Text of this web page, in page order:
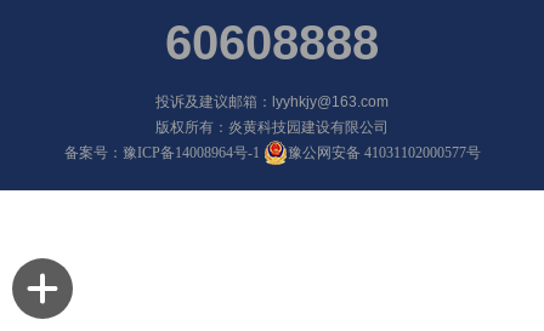
60608888
投诉及建议邮箱：lyyhkjy@163.com
版权所有：炎黄科技园建设有限公司
备案号： 豫ICP备14008964号-1 豫公网安备 41031102000577号